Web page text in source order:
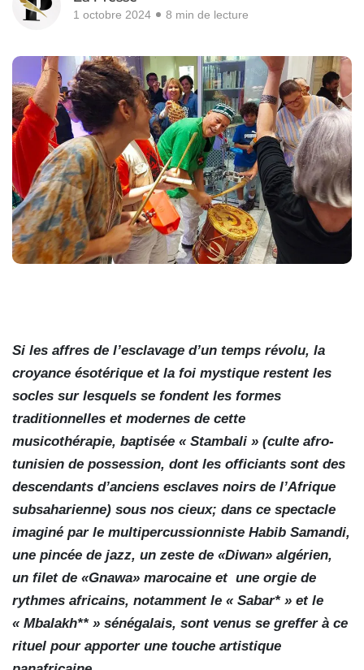
1 octobre 2024 8 min de lecture
Si les affres de l’esclavage d’un temps révolu, la
croyance ésotérique et la foi mystique restent les
socles sur lesquels se fondent les formes
traditionnelles et modernes de cette
musicothérapie, baptisée « Stambali » (culte afro-
tunisien de possession, dont les officiants sont des
descendants d’anciens esclaves noirs de l’Afrique
subsaharienne) sous nos cieux; dans ce spectacle
imaginé par le multipercussionniste Habib Samandi,
une pincée de jazz, un zeste de «Diwan» algérien,
un filet de «Gnawa» marocaine et une orgie de
rythmes africains, notamment le « Sabar* » et le
« Mbalakh** » sénégalais, sont venus se greffer à ce
rituel pour apporter une touche artistique